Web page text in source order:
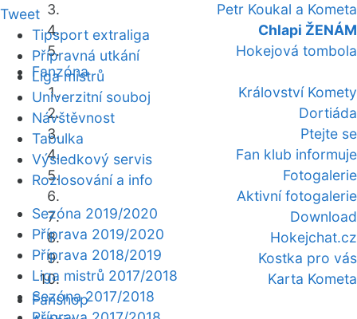
Petr Koukal a Kometa
Chlapi ŽENÁM
Hokejová tombola
Fanzóna
Království Komety
Dortiáda
Ptejte se
Fan klub informuje
Fotogalerie
Aktivní fotogalerie
Download
Hokejchat.cz
Kostka pro vás
Karta Kometa
Fanshop
Tweet
Tipsport extraliga
Přípravná utkání
Liga mistrů
Univerzitní souboj
Návštěvnost
Tabulka
Výsledkový servis
Rozlosování a info
Sezóna 2019/2020
Příprava 2019/2020
Příprava 2018/2019
Liga mistrů 2017/2018
Sezóna 2017/2018